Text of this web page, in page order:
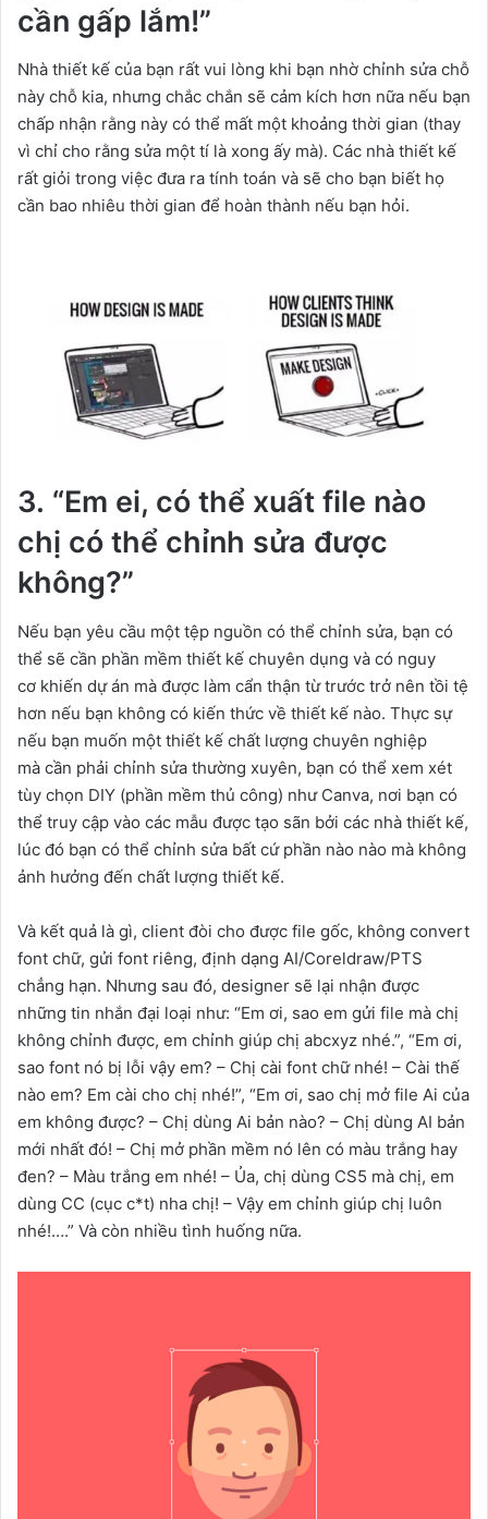
cần gấp lắm!”
Nhà thiết kế của bạn rất vui lòng khi bạn nhờ chỉnh sửa chỗ
này chỗ kia, nhưng chắc chắn sẽ cảm kích hơn nữa nếu bạn
chấp nhận rằng này có thể mất một khoảng thời gian (thay
vì chỉ cho rằng sửa một tí là xong ấy mà). Các nhà thiết kế
rất giỏi trong việc đưa ra tính toán và sẽ cho bạn biết họ
cần bao nhiêu thời gian để hoàn thành nếu bạn hỏi.
3. “Em ei, có thể xuất file nào
chị có thể chỉnh sửa được
không?”
Nếu bạn yêu cầu một tệp nguồn có thể chỉnh sửa, bạn có
thể sẽ cần phần mềm thiết kế chuyên dụng và có nguy
cơ khiến dự án mà được làm cẩn thận từ trước trở nên tồi tệ
hơn nếu bạn không có kiến thức về thiết kế nào. Thực sự
nếu bạn muốn một thiết kế chất lượng chuyên nghiệp
mà cần phải chỉnh sửa thường xuyên, bạn có thể xem xét
tùy chọn DIY (phần mềm thủ công) như Canva, nơi bạn có
thể truy cập vào các mẫu được tạo sãn bởi các nhà thiết kế,
lúc đó bạn có thể chỉnh sửa bất cứ phần nào nào mà không
ảnh hưởng đến chất lượng thiết kế.
Và kết quả là gì, client đòi cho được file gốc, không convert
font chữ, gửi font riêng, định dạng AI/Coreldraw/PTS
chẳng hạn. Nhưng sau đó, designer sẽ lại nhận được
những tin nhắn đại loại như: “Em ơi, sao em gửi file mà chị
không chỉnh được, em chỉnh giúp chị abcxyz nhé.”, “Em ơi,
sao font nó bị lỗi vậy em? – Chị cài font chữ nhé! – Cài thế
nào em? Em cài cho chị nhé!”, “Em ơi, sao chị mở file Ai của
em không được? – Chị dùng Ai bản nào? – Chị dùng AI bản
mới nhất đó! – Chị mở phần mềm nó lên có màu trắng hay
đen? – Màu trắng em nhé! – Ủa, chị dùng CS5 mà chị, em
dùng CC (cục c*t) nha chị! – Vậy em chỉnh giúp chị luôn
nhé!….” Và còn nhiều tình huống nữa.